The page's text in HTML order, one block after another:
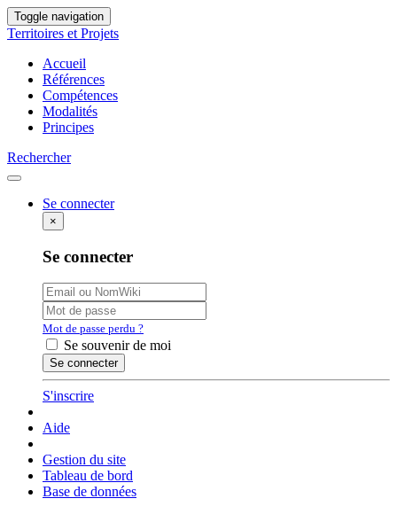
Toggle navigation
Territoires et Projets
Accueil
Références
Compétences
Modalités
Principes
Rechercher
Se connecter
×
Se connecter
Mot de passe perdu ?
Se souvenir de moi
S'inscrire
Aide
Gestion du site
Tableau de bord
Base de données